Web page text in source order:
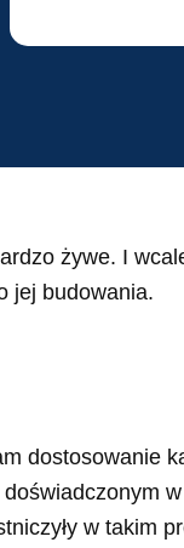
żywe. I
jej budowania.
dostosowanie
w takim